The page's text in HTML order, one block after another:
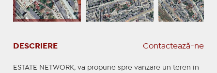
DESCRIERE Contactează-ne
ESTATE NETWORK, va propune spre vanzare un teren in